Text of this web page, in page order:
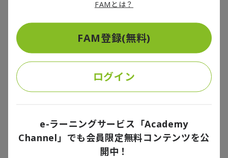
チェン
江島、私の3人で食事をしましたが、レ
ジデンシャルのような温かみが感じられ
る、とても素敵なレストランでした。
FAMとは？
FAM登録(無料)
ログイン
e-ラーニングサービス「Academy
Channel」でも会員限定無料コンテンツを公
開中！